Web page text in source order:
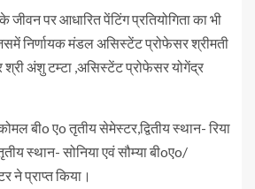
पर आधारित पेंटिंग प्रतियोगिता का भी
निर्णायक मंडल असिस्टेंट प्रोफेसर श्रीमती
अंशु टम्टा ,असिस्टेंट प्रोफेसर योगेंद्र
बीo एo तृतीय सेमेस्टर,द्वितीय स्थान- रिया
स्थान- सोनिया एवं सौम्या बीoएo/
ने प्राप्त किया।